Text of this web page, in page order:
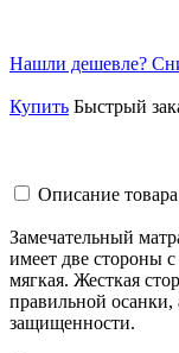
Нашли дешевле?
Купить Быстрый
Описание товара
Замечательный
имеет две стороны
мягкая. Жесткая
правильной осанки,
защищенности.